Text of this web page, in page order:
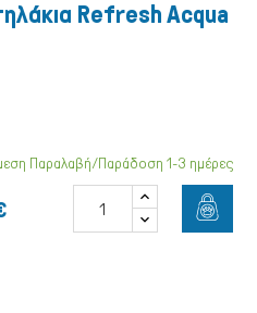
Refresh Acqua
Παραλαβή/Παράδοση 1-3 ημέρες